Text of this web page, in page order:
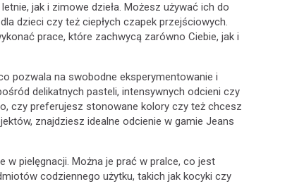
jak i zimowe dzieła. Możesz używać ich do
dzieci czy też ciepłych czapek przejściowych.
prace, które zachwycą zarówno Ciebie, jak i
pozwala na swobodne eksperymentowanie i
delikatnych pasteli, intensywnych odcieni czy
czy preferujesz stonowane kolory czy też chcesz
znajdziesz idealne odcienie w gamie Jeans
w pielęgnacji. Można je prać w pralce, co jest
codziennego użytku, takich jak kocyki czy